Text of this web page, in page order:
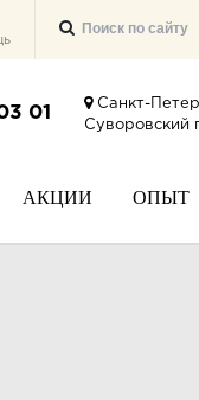
01
Санкт-
Суворовский
АКЦИИ ОПЫТ